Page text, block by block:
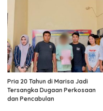
Pria 20 Tahun di Marisa Jadi
Tersangka Dugaan Perkosaan
dan Pencabulan